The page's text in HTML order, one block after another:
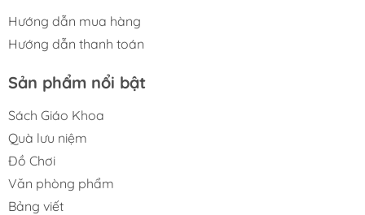
Hướng dẫn mua hàng
Hướng dẫn thanh toán
Sản phẩm nổi bật
Sách Giáo Khoa
Quà lưu niệm
Đồ Chơi
Văn phòng phẩm
Bảng viết